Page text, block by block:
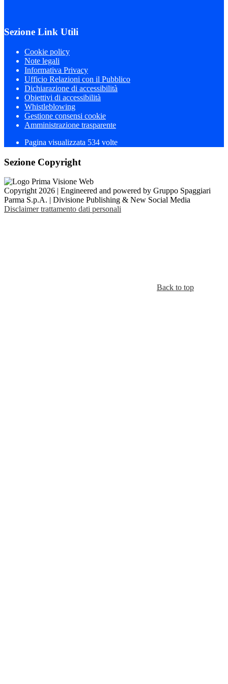
Sezione Link Utili
Cookie policy
Note legali
Informativa Privacy
Ufficio Relazioni con il Pubblico
Dichiarazione di accessibilità
Obiettivi di accessibilità
Whistleblowing
Gestione consensi cookie
Amministrazione trasparente
Pagina visualizzata 534 volte
Sezione Copyright
Copyright 2026 | Engineered and powered by Gruppo Spaggiari
Parma S.p.A. | Divisione Publishing & New Social Media
Disclaimer trattamento dati personali
Back to top